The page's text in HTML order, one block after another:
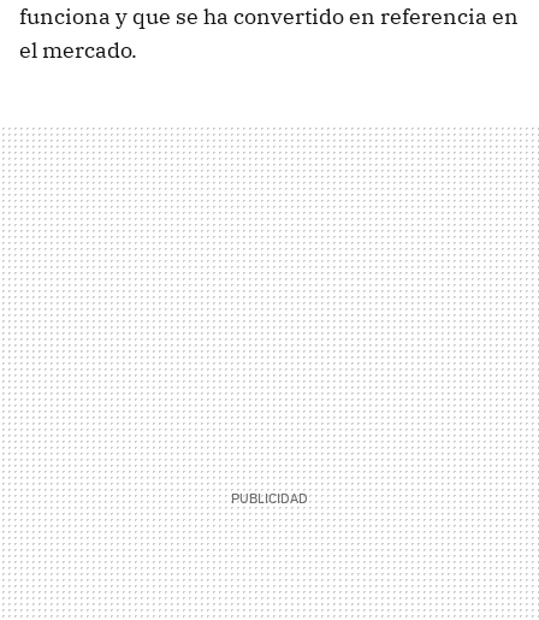
funciona y que se ha convertido en referencia en
el mercado.